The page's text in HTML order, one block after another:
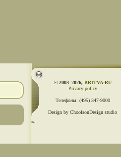
© 2003–2026, BRITVA·RU
Privacy policy
Телефоны: (495) 347-9000
Design by ChoolsonDesign studio